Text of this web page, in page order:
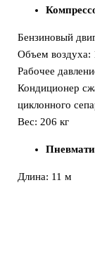
Бензиновый
Объем воздуха:
Рабочее
Кондиционер
циклонного
Вес: 206 кг
Длина: 11 м